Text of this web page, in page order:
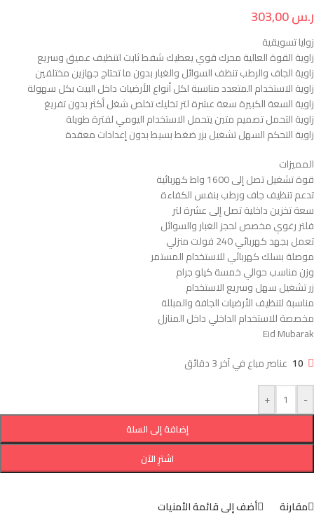
ر.س
زوايا تسويقية
زاوية القوة العالية محرك قوي يعطيك شفط ثابت لتنظيف عميق وسريع
زاوية الجاف والرطب تنظف السوائل والغبار بدون ما تحتاج جهازين مختلفين
زاوية الاستخدام المتعدد مناسبة لكل أنواع الأرضيات داخل البيت بكل سهولة
زاوية السعة الكبيرة سعة عشرة لتر تخليك تخلص شغل أكثر بدون تفريغ
زاوية التحمل تصميم متين يتحمل الاستخدام اليومي لفترة طويلة
زاوية التحكم السهل تشغيل بزر ضغط بسيط بدون إعدادات معقدة
المميزات
قوة تشغيل تصل إلى 1600 واط كهربائية
تدعم تنظيف جاف ورطب بنفس الكفاءة
سعة تخزين داخلية تصل إلى عشرة لتر
فلتر رغوي مخصص لحجز الغبار والسوائل
تعمل بجهد كهربائي 240 فولت منزلي
موصلة بسلك كهربائي للاستخدام المستمر
وزن مناسب حوالي خمسة كيلو جرام
زر تشغيل سهل وسريع الاستخدام
مناسبة لتنظيف الأرضيات الجافة والمبللة
مخصصة للاستخدام الداخلي داخل المنازل
Eid Mubarak
10 عناصر مباع في آخر 3 دقائق
-
+
إضافة إلى السلة
اشترِ الآن
مقارنة أضف إلى قائمة الأمنيات